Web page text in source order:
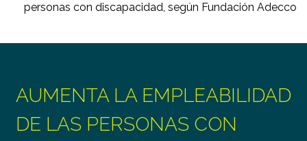
personas con discapacidad, según Fundación Adecco
AUMENTA LA EMPLEABILIDAD
DE LAS PERSONAS CON